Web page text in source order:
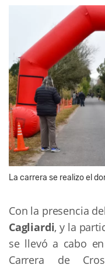
La carrera se realizo el
Con la presencia
Cagliardi, y la
se llevó a cabo
Carrera de